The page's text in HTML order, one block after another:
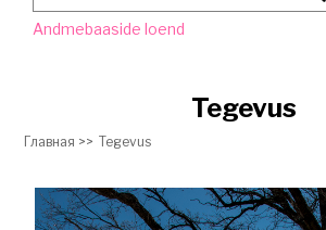
Andmebaaside loend
Tegevus
Главная >> Tegevus